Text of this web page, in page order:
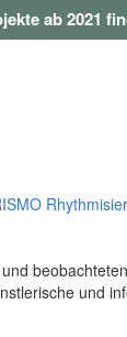
ab 2021
beobachteten
und